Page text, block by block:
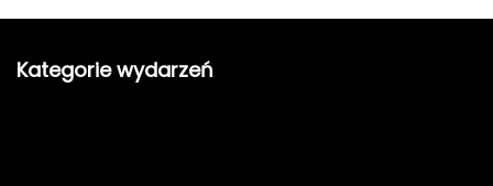
Kategorie wydarzeń